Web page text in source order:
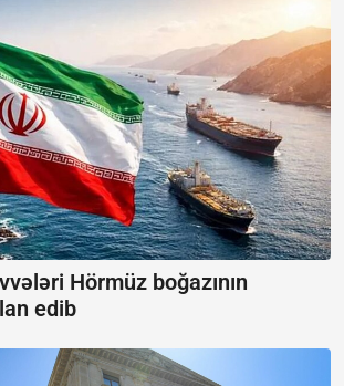
Hörmüz boğazının
edib